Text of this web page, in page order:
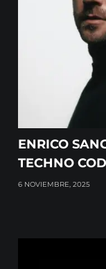
ENRICO
TECHNO
6 NOVIEMBRE, 2025